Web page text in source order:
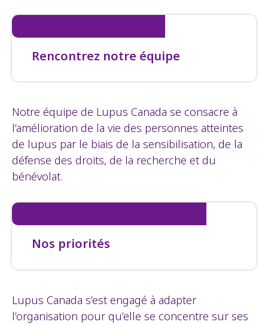
Rencontrez notre équipe
Notre équipe de Lupus Canada se consacre à
l’amélioration de la vie des personnes atteintes
de lupus par le biais de la sensibilisation, de la
défense des droits, de la recherche et du
bénévolat.
Nos priorités
Lupus Canada s’est engagé à adapter
l’organisation pour qu’elle se concentre sur ses